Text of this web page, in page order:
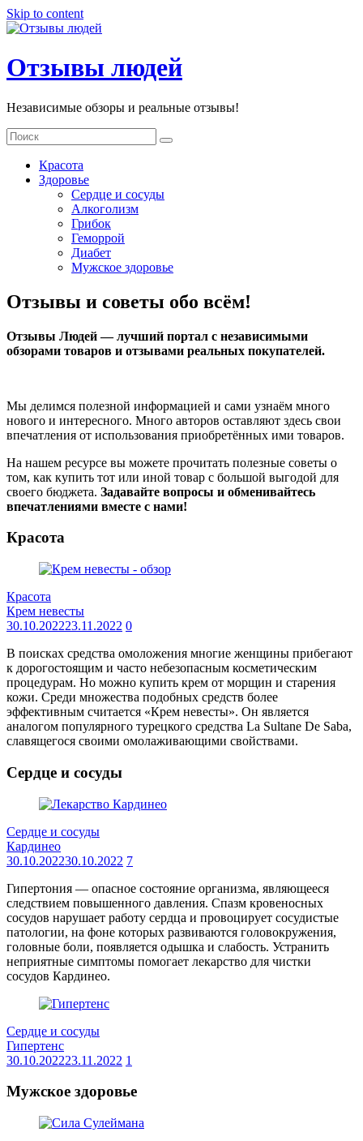
Skip to content
Отзывы людей
Независимые обзоры и реальные отзывы!
Красота
Здоровье
Сердце и сосуды
Алкоголизм
Грибок
Геморрой
Диабет
Мужское здоровье
Отзывы и советы обо всём!
Отзывы Людей — лучший портал с независимыми
обзорами товаров и отзывами реальных покупателей.
Мы делимся полезной информацией и сами узнаём много
нового и интересного. Много авторов оставляют здесь свои
впечатления от использования приобретённых ими товаров.
На нашем ресурсе вы можете прочитать полезные советы о
том, как купить тот или иной товар с большой выгодой для
своего бюджета. Задавайте вопросы и обменивайтесь
впечатлениями вместе с нами!
Красота
Красота
Крем невесты
30.10.202223.11.2022 0
В поисках средства омоложения многие женщины прибегают
к дорогостоящим и часто небезопасным косметическим
процедурам. Но можно купить крем от морщин и старения
кожи. Среди множества подобных средств более
эффективным считается «Крем невесты». Он является
аналогом популярного турецкого средства La Sultane De Saba,
славящегося своими омолаживающими свойствами.
Сердце и сосуды
Сердце и сосуды
Кардинео
30.10.202230.10.2022 7
Гипертония — опасное состояние организма, являющееся
следствием повышенного давления. Спазм кровеносных
сосудов нарушает работу сердца и провоцирует сосудистые
патологии, на фоне которых развиваются головокружения,
головные боли, появляется одышка и слабость. Устранить
неприятные симптомы помогает лекарство для чистки
сосудов Кардинео.
Сердце и сосуды
Гипертенс
30.10.202223.11.2022 1
Мужское здоровье